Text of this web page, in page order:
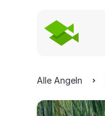
Alle Angeln